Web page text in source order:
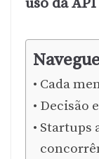
uso da
Cada
Decisão
Startups